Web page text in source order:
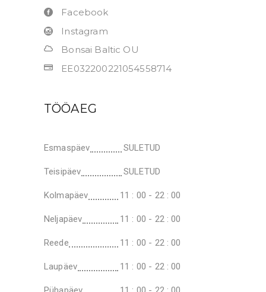
Facebook
Instagram
Bonsai Baltic OU
EE032200221054558714
TÖÖAEG
Esmaspäev SULETUD
Teisipäev SULETUD
Kolmapäev 11 : 00 - 22 : 00
Neljapäev 11 : 00 - 22 : 00
Reede 11 : 00 - 22 : 00
Laupäev 11 : 00 - 22 : 00